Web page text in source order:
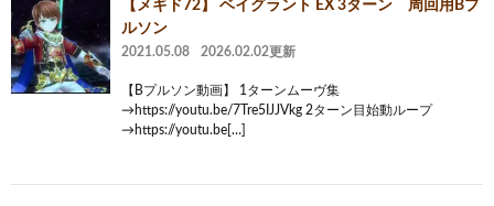
【メギド72】 ベイグラント EX 3ターン 周回用Bプ
ルソン
2021.05.08 2026.02.02更新
【Bプルソン動画】 1ターンムーヴ集
→https://youtu.be/7Tre5IJJVkg 2ターン目始動ループ
→https://youtu.be[…]